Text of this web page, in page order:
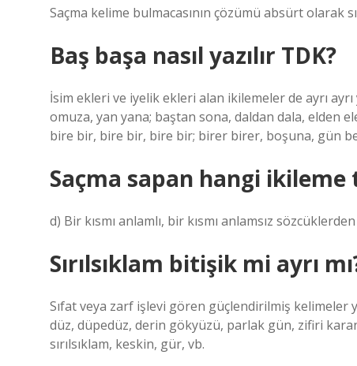
Saçma kelime bulmacasının çözümü absürt olarak
Baş başa nasıl yazılır TDK?
İsim ekleri ve iyelik ekleri alan ikilemeler de ayrı
omuza, yan yana; baştan sona, daldan dala, elden
bire bir, bire bir, bire bir; birer birer, boşuna, gün
Saçma sapan hangi ikileme
d) Bir kısmı anlamlı, bir kısmı anlamsız
Sırılsıklam bitişik mi ayrı
Sıfat veya zarf işlevi gören güçlendirilmiş kelimeler
düz, düpedüz, derin gökyüzü, parlak gün, zifiri
sırılsıklam, keskin, gür, vb.